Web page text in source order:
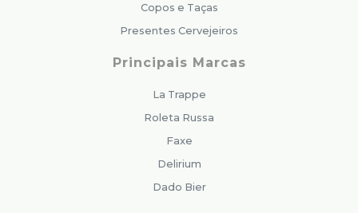
Copos e Taças
Presentes Cervejeiros
Principais Marcas
La Trappe
Roleta Russa
Faxe
Delirium
Dado Bier